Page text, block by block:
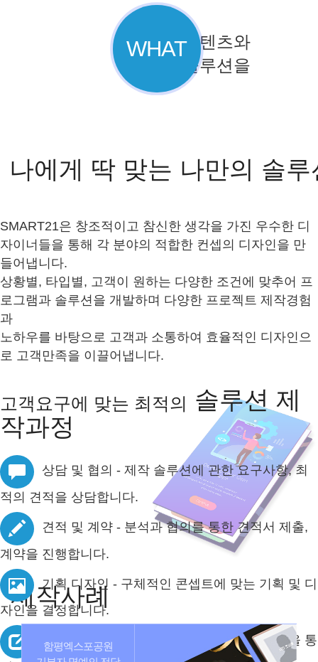
WHAT
맞춤형 컨텐츠와
최적의 솔루션을
나에게 딱 맞는 나만의 솔
SMART21은 창조적이고 참신한 생각을 가진 우수한 디
자이너들을 통해 각 분야의 적합한 컨셉의 디자인을 만
들어냅니다.
상황별, 타입별, 고객이 원하는 다양한 조건에 맞추어 프
로그램과 솔루션을 개발하며 다양한 프로젝트 제작경험
과
노하우를 바탕으로 고객과 소통하여 효율적인 디자인으
로 고객만족을 이끌어냅니다.
고객요구에 맞는 최적의
솔루션 제
작과정
상담 및 협의 - 제작 솔루션에 관한 요구사항, 최
적의 견적을 상담합니다.
견적 및 계약 - 분석과 협의를 통한 견적서 제출,
계약을 진행합니다.
기획 디자인 - 구체적인 콘셉트에 맞는 기획 및 디
자인을 결정합니다.
솔루션 제작 - 기획을 바탕으로 디자인, 코딩을 통
제작사례
함평엑스포공원